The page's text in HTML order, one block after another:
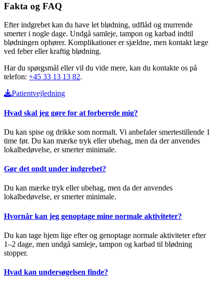
Fakta og FAQ
Efter indgrebet kan du have let blødning, udflåd og murrende
smerter i nogle dage. Undgå samleje, tampon og karbad indtil
blødningen ophører. Komplikationer er sjældne, men kontakt læge
ved feber eller kraftig blødning.
Har du spørgsmål eller vil du vide mere, kan du kontakte os på
telefon: +45 33 13 13 82.
Patientvejledning
Hvad skal jeg gøre for at forberede mig?
Du kan spise og drikke som normalt. Vi anbefaler smertestillende 1
time før. Du kan mærke tryk eller ubehag, men da der anvendes
lokalbedøvelse, er smerter minimale.
Gør det ondt under indgrebet?
Du kan mærke tryk eller ubehag, men da der anvendes
lokalbedøvelse, er smerter minimale.
Hvornår kan jeg genoptage mine normale aktiviteter?
Du kan tage hjem lige efter og genoptage normale aktiviteter efter
1–2 dage, men undgå samleje, tampon og karbad til blødning
stopper.
Hvad kan undersøgelsen finde?